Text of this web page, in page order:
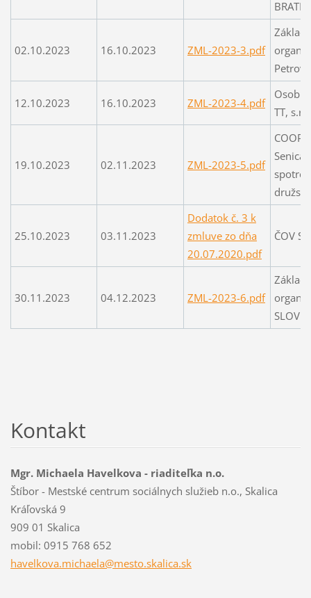
02.10.2023 16.10.2023 ZML-2023-3.pdf
Petrov
12.10.2023 16.10.2023 ZML-2023-4.pdf
TT,
19.10.2023 02.11.2023 ZML-2023-5.pdf
COOP
Senica,
25.10.2023 03.11.2023
Dodatok č. 3 k
zmluve zo dňa
20.07.2020.pdf
ČOV
30.11.2023 04.12.2023 ZML-2023-6.pdf
SLOVES
Kontakt
Mgr. Michaela Havelkova - riaditeľka n.o.
Štíbor - Mestské centrum sociálnych služieb n.o., Skalica
Kráľovská 9
909 01 Skalica
mobil: 0915 768 652
havelkova.michaela@mesto.skalica.sk